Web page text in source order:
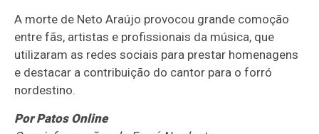
A morte de Neto Araújo provocou grande comoção
entre fãs, artistas e profissionais da música, que
utilizaram as redes sociais para prestar homenagens
e destacar a contribuição do cantor para o forró
nordestino.
Por Patos Online